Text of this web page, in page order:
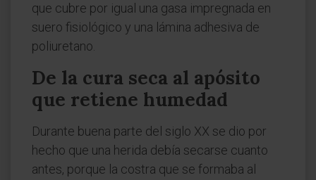
que cubre por igual una gasa impregnada en
suero fisiológico y una lámina adhesiva de
poliuretano.
De la cura seca al apósito
que retiene humedad
Durante buena parte del siglo XX se dio por
hecho que una herida debía secarse cuanto
antes, porque la costra que se formaba al